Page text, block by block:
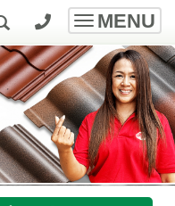
Toggle
MENU